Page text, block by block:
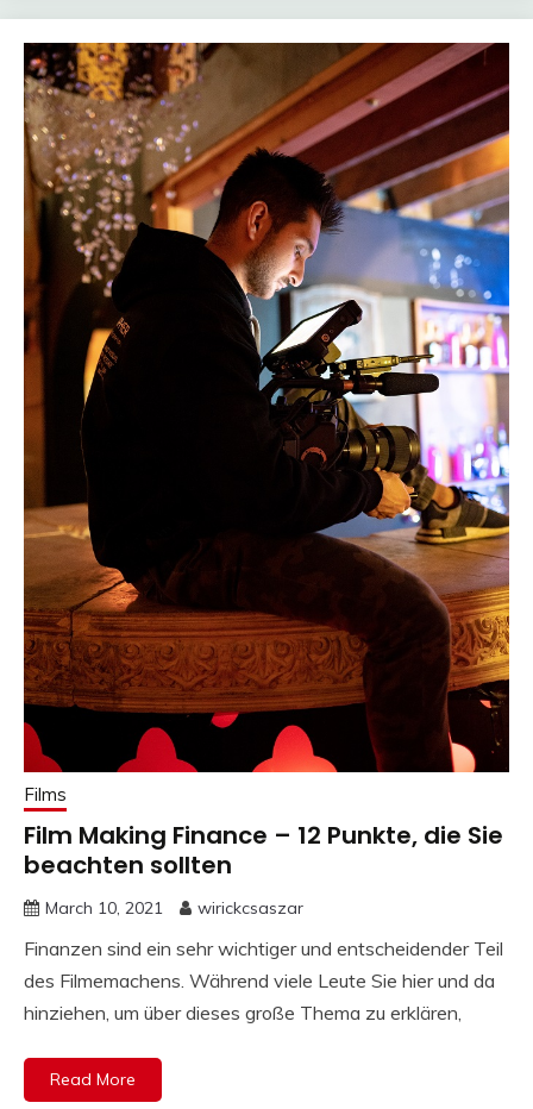
Films
Film Making Finance – 12 Punkte, die Sie
beachten sollten
March 10, 2021 wirickcsaszar
Finanzen sind ein sehr wichtiger und entscheidender Teil
des Filmemachens. Während viele Leute Sie hier und da
hinziehen, um über dieses große Thema zu erklären,
Read More